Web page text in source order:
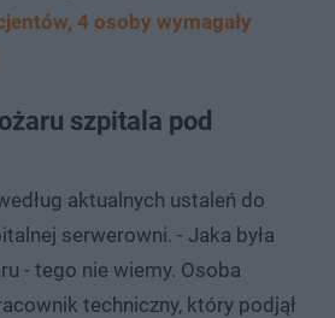
4 osoby wymagały
szpitala pod
aktualnych ustaleń do
serwerowni. - Jaka była
- tego nie wiemy. Osoba
techniczny, który podjął